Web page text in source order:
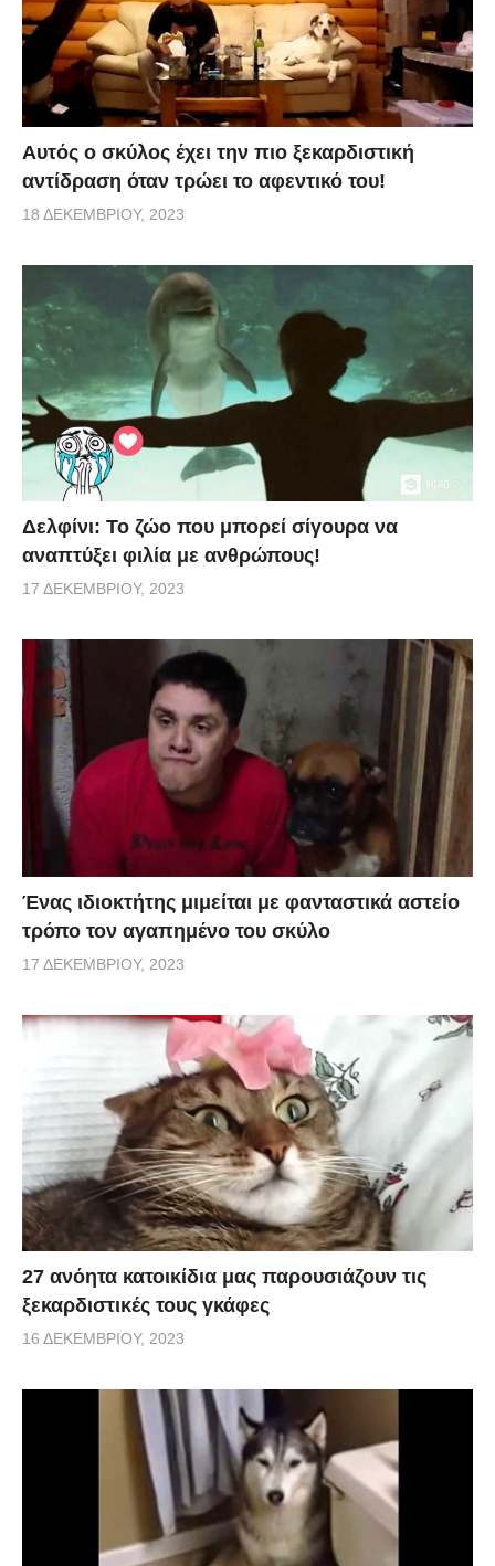
Αυτός ο σκύλος έχει την πιο ξεκαρδιστική
αντίδραση όταν τρώει το αφεντικό του!
18 ΔΕΚΕΜΒΡΊΟΥ, 2023
Δελφίνι: Το ζώο που μπορεί σίγουρα να
αναπτύξει φιλία με ανθρώπους!
17 ΔΕΚΕΜΒΡΊΟΥ, 2023
Ένας ιδιοκτήτης μιμείται με φανταστικά αστείο
τρόπο τον αγαπημένο του σκύλο
17 ΔΕΚΕΜΒΡΊΟΥ, 2023
27 ανόητα κατοικίδια μας παρουσιάζουν τις
ξεκαρδιστικές τους γκάφες
16 ΔΕΚΕΜΒΡΊΟΥ, 2023